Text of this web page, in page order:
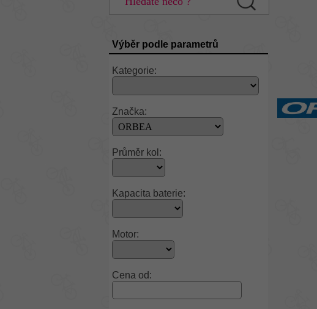
Výběr podle parametrů
Kategorie:
Značka:
Průměr kol:
Kapacita baterie:
Motor:
Cena od: